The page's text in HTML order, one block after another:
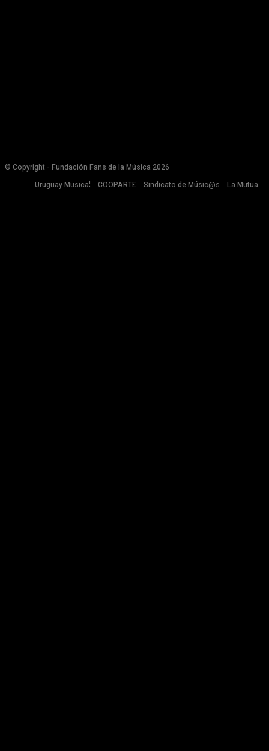
© Copyright - Fundación Fans de la Música 2026
Uruguay Musical
COOPARTE Sindicato de Músic@s La Mutua